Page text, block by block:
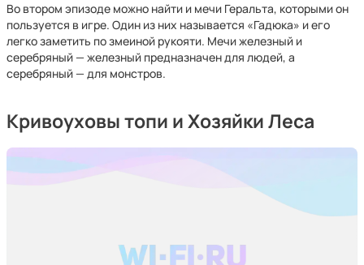
Во втором эпизоде можно найти и мечи Геральта, которыми он
пользуется в игре. Один из них называется «Гадюка» и его
легко заметить по змеиной рукояти. Мечи железный и
серебряный — железный предназначен для людей, а
серебряный — для монстров.
Кривоуховы топи и Хозяйки Леса